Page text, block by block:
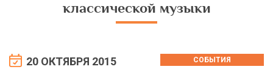
классической музыки
20 ОКТЯБРЯ 2015 СОБЫТИЯ